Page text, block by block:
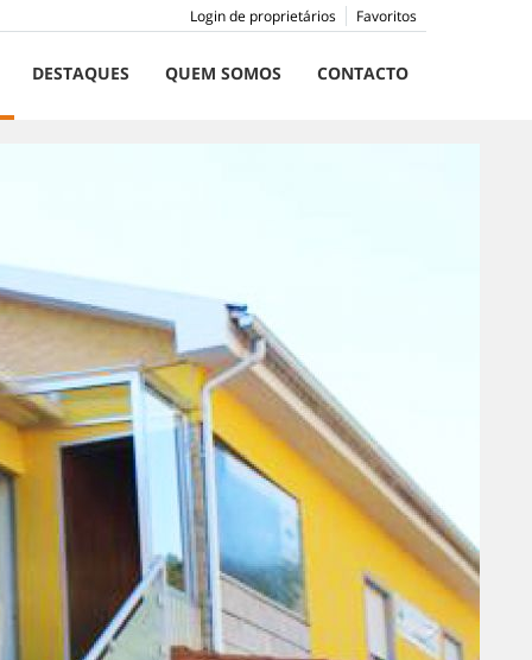
Favoritos
Login de proprietários
DESTAQUES QUEM SOMOS CONTACTO